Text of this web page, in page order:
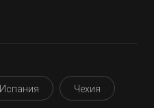
Испания Чехия